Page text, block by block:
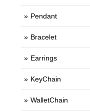
Pendant
Bracelet
Earrings
KeyChain
WalletChain